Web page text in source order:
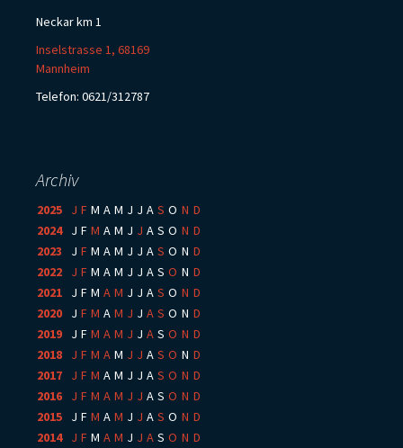
Neckar km 1
Inselstrasse 1, 68169
Mannheim
Telefon: 0621/312787
Archiv
2025 J F M A M J J A S O N D
2024: J F M A M J J A S O N D
2023
J F M A M J J A S O N D
2022
J F M A M J J A S O N D
2021
J F M A M J J A S O N D
2020
J F M A M J J A S O N D
2019
J F M A M J J A S O N D
2018
J F M A M J J A S O N D
2017
J F M A M J J A S O N D
2016
J F M A M J J A S O N D
2015
J F M A M J J A S O N D
2014: J F M A M J J A S O N D